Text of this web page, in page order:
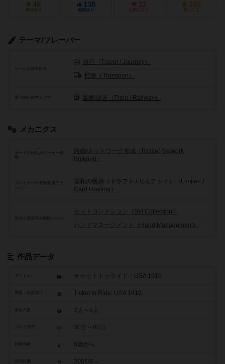
48
興味あり
138
経験あり
33
お気に入り
155
持ってる
テーマ/フレーバー
ゲームの基本目的
旅行（Travel / Journey）
配達（Transport）
乗り物が基本テーマ 電車/鉄道（Train / Railway）
メカニクス
ボードの仕組み/マーカー移
路線/ネットワーク形成（Route/ Network
Building）
プレイヤーの干渉/影響アク
場札の獲得（ドラフト / リミテッド）（Limited /
Card Drafting）
セットコレクション（Set Collection）
ハンドマネージメント（Hand Management）
作品データ
タイトル チケットトゥライド：USA 1910
Ticket to Ride: USA 1910
参加人数 2人～5人
30分～60分
8歳から
2006年～